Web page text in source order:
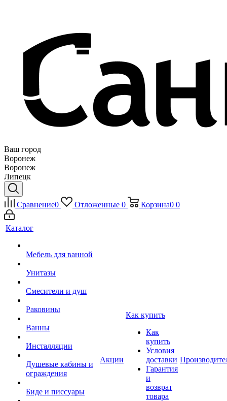
Ваш город
Воронеж
Воронеж
Липецк
Сравнение0 Отложенные 0 Корзина0 0
Каталог
Мебель для ванной
Унитазы
Смесители и душ
Раковины
Ванны
Инсталляции
Душевые кабины и
ограждения
Биде и писсуары
Акции
Как купить
Как
купить
Условия
доставки
Гарантия
и
возврат
товара